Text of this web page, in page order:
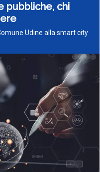
pubbliche, chi
Udine alla smart city